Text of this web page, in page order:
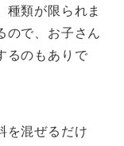
種類が限られま
ので、お子さん
るのもありで
を混ぜるだけ